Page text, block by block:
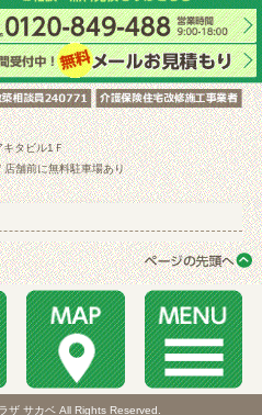
キタビル1Ｆ
舗前に無料駐車場あり
ザ サカベ All Rights Reserved.